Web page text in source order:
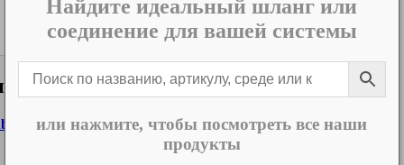
индивидуальное предложение?
international.com
Найдите идеальный шланг или
соединение для вашей системы
или нажмите, чтобы посмотреть все наши
продукты